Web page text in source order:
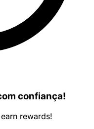
confiança!
rewards!